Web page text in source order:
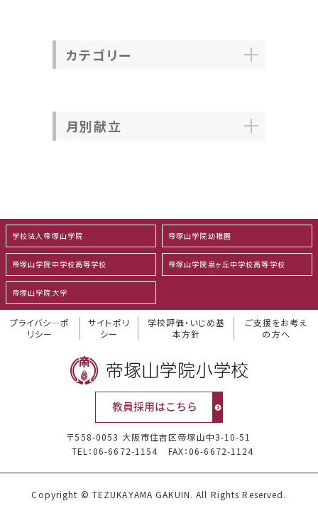
カテゴリー
月別献立
学校法人帝塚山学院 帝塚山学院幼稚園
帝塚山学院中学校高等学校 帝塚山学院泉ヶ丘中学校高等学校
帝塚山学院大学
プライバシ―ポ
リシー
サイトポリ
シー
学校評価・いじめ基
本方針
ご支援をお考え
の方へ
〒558-0053 大阪市住吉区帝塚山中3-10-51
TEL：06-6672-1154
FAX：06-6672-1124
Copyright © TEZUKAYAMA GAKUIN. All Rights Reserved.